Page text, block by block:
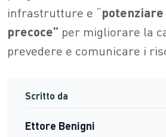
infrastrutture e “
precoce” per migliorare la
prevedere e comunicare i
Scritto da
Ettore Benigni